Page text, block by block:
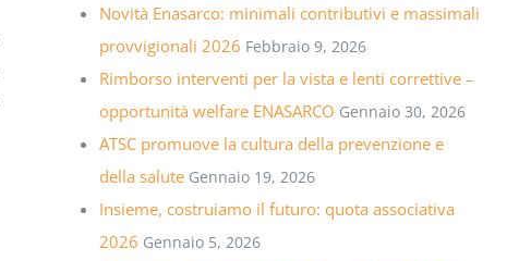
Novità Enasarco: minimali contributivi e massimali
provvigionali 2026 Febbraio 9, 2026
Rimborso interventi per la vista e lenti correttive –
opportunità welfare ENASARCO Gennaio 30, 2026
ATSC promuove la cultura della prevenzione e
della salute Gennaio 19, 2026
Insieme, costruiamo il futuro: quota associativa
2026 Gennaio 5, 2026